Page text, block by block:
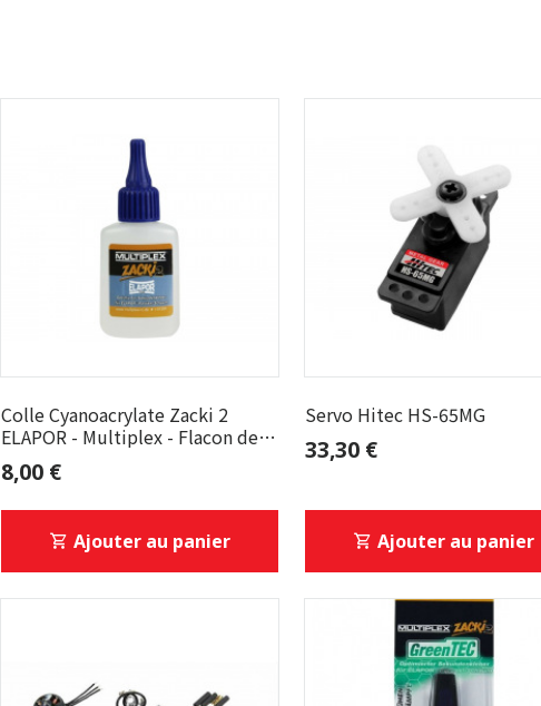
Colle Cyanoacrylate Zacki 2
ELAPOR - Multiplex - Flacon de
20g
8,00 €
Ajouter au panier
Servo Hitec HS-65MG
33,30 €
Ajouter au panier